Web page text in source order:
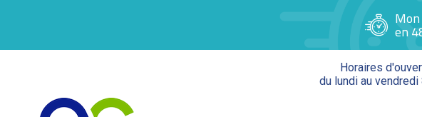
en
Horaires
du lundi au vendredi